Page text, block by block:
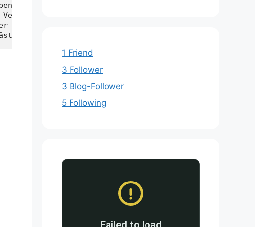
wird. Je nach Modell kann der Tank manuell
Fasern, bietet eine große Oberfläche, auf
sie durch das Verdunstungspolster. Die gekühlte Luft
1 Friend
3 Follower
3 Blog-Follower
5 Following